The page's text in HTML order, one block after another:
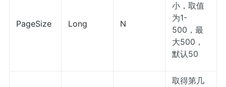
PageSize Long N
小，取值
为1-
500，最
大500，
默认50
取得第几